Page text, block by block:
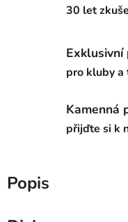
30 let
Exklusivní
pro kluby a
Kamenná
přijďte si k
Popis